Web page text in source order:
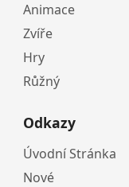
Animace
Zvíře
Hry
Růžný
Odkazy
Úvodní Stránka
Nové